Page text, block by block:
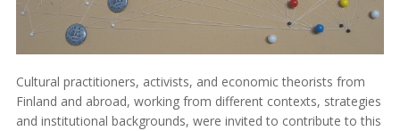
Cultural practitioners, activists, and economic theorists from
Finland and abroad, working from different contexts, strategies
and institutional backgrounds, were invited to contribute to this